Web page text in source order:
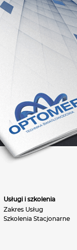
Usługi i szkolenia
Zakres Usług
Szkolenia Stacjonarne